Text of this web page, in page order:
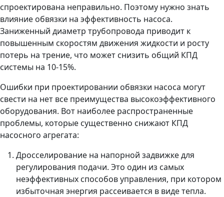
спроектирована неправильно. Поэтому нужно знать
влияние обвязки на эффективность насоса.
Заниженный диаметр трубопровода приводит к
повышенным скоростям движения жидкости и росту
потерь на трение, что может снизить общий КПД
системы на 10-15%.
Ошибки при проектировании обвязки насоса могут
свести на нет все преимущества высокоэффективного
оборудования. Вот наиболее распространенные
проблемы, которые существенно снижают КПД
насосного агрегата:
Дросселирование на напорной задвижке для
регулирования подачи. Это один из самых
неэффективных способов управления, при котором
избыточная энергия рассеивается в виде тепла.